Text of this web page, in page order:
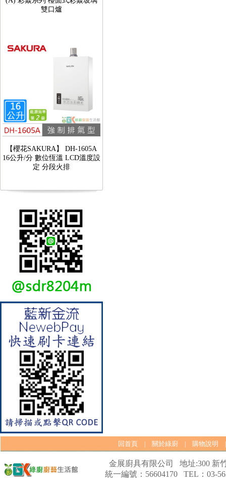
16公升/分 數位恆溫 LCD溫度設
定 分段火排
彩焱系列 檯面式彩焱不銹鋼雙
口爐
(A) 彩焱系列 檯面式彩焱玻璃
雙口爐
回首頁 關於綠廚 購物說明
金展廚具有限公司 地址:300 新
統一編號：56604170 TEL：03-